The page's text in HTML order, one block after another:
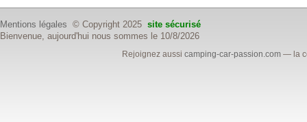
Mentions légales © Copyright 2025 site sécurisé
Bienvenue, aujourd'hui nous sommes le 10/8/2026
Rejoignez aussicamping-car-passion.com — la